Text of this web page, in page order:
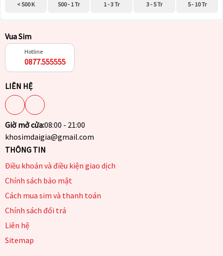
< 500 K 500 - 1 Tr 1 - 3 Tr 3 - 5 Tr 5 - 10 Tr
Vua Sim
Hotline
0877.555555
LIÊN HỆ
Giờ mở cửa:08:00 - 21:00
khosimdaigia@gmail.com
THÔNG TIN
Điều khoản và điều kiện giao dịch
Chính sách bảo mật
Cách mua sim và thanh toán
Chính sách đổi trả
Liên hệ
Sitemap